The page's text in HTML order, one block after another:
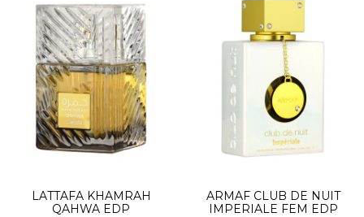
LATTAFA KHAMRAH
QAHWA EDP
ARMAF CLUB DE NUIT
IMPERIALE FEM EDP